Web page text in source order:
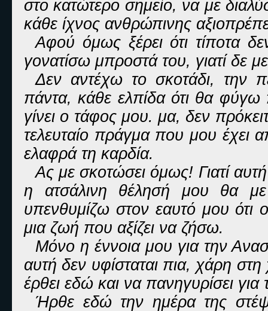
στο κατώτερο σημείο, να με
κάθε ίχνος ανθρώπινης
Αφού όμως ξέρει ότι τίποτα
γονατίσω μπροστά του, γιατί δε
Δεν αντέχω το σκοτάδι, την
πάντα, κάθε ελπίδα ότι θα φύγω
γίνει ο τάφος μου. μα, δεν
τελευταίο πράγμα που μου έχει
ελαφρά τη καρδία.
Ας με σκοτώσει όμως! Γιατί
η ατσάλινη θέλησή μου θα με
υπενθυμίζω στον εαυτό μου ότι
μια ζωή που αξίζει να ζήσω.
Μόνο η έννοια μου για την
αυτή δεν υφίσταται πια, χάρη
έρθει εδώ και να πανηγυρίσει για
Ήρθε εδώ την ημέρα της